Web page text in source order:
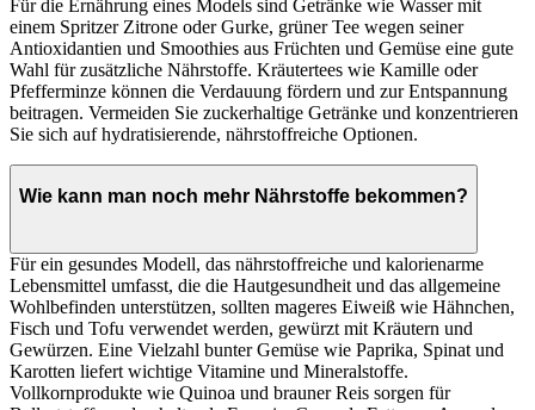
Für die Ernährung eines Models sind Getränke wie Wasser mit
einem Spritzer Zitrone oder Gurke, grüner Tee wegen seiner
Antioxidantien und Smoothies aus Früchten und Gemüse eine gute
Wahl für zusätzliche Nährstoffe. Kräutertees wie Kamille oder
Pfefferminze können die Verdauung fördern und zur Entspannung
beitragen. Vermeiden Sie zuckerhaltige Getränke und konzentrieren
Sie sich auf hydratisierende, nährstoffreiche Optionen.
Wie kann man noch mehr Nährstoffe bekommen?
Für ein gesundes Modell, das nährstoffreiche und kalorienarme
Lebensmittel umfasst, die die Hautgesundheit und das allgemeine
Wohlbefinden unterstützen, sollten mageres Eiweiß wie Hähnchen,
Fisch und Tofu verwendet werden, gewürzt mit Kräutern und
Gewürzen. Eine Vielzahl bunter Gemüse wie Paprika, Spinat und
Karotten liefert wichtige Vitamine und Mineralstoffe.
Vollkornprodukte wie Quinoa und brauner Reis sorgen für